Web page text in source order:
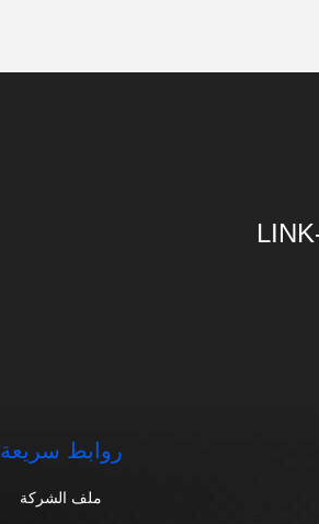
روابط سريعة
ملف الشركة